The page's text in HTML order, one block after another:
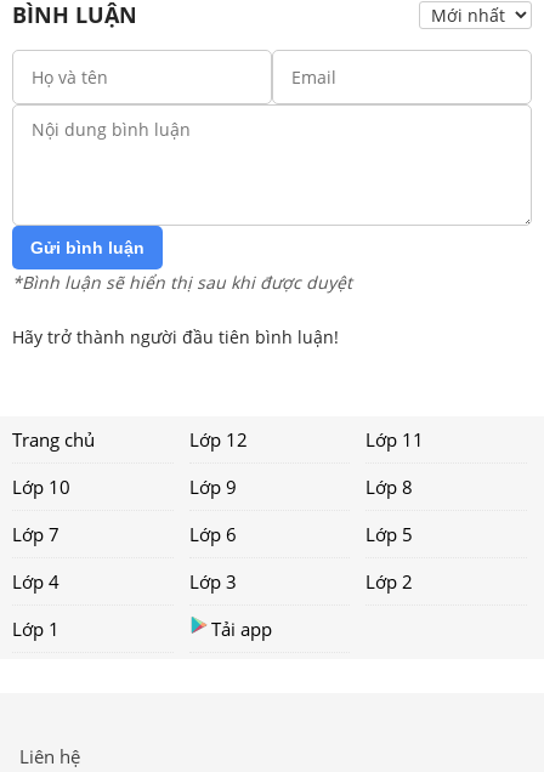
BÌNH LUẬN
Gửi bình luận
*Bình luận sẽ hiển thị sau khi được duyệt
Hãy trở thành người đầu tiên bình luận!
Trang chủ Lớp 12
Lớp 11
Lớp 10
Lớp 9
Lớp 8
Lớp 7
Lớp 6
Lớp 5
Lớp 4
Lớp 3
Lớp 2
Lớp 1
Tải app
Liên hệ